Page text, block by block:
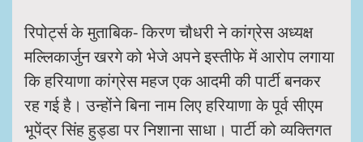
रिपोर्ट्स के मुताबिक- किरण चौधरी ने कांग्रेस अध्यक्ष
मल्लिकार्जुन खरगे को भेजे अपने इस्तीफे में आरोप लगाया
कि हरियाणा कांग्रेस महज एक आदमी की पार्टी बनकर
रह गई है। उन्होंने बिना नाम लिए हरियाणा के पूर्व सीएम
भूपेंद्र सिंह हुड्डा पर निशाना साधा। पार्टी को व्यक्तिगत